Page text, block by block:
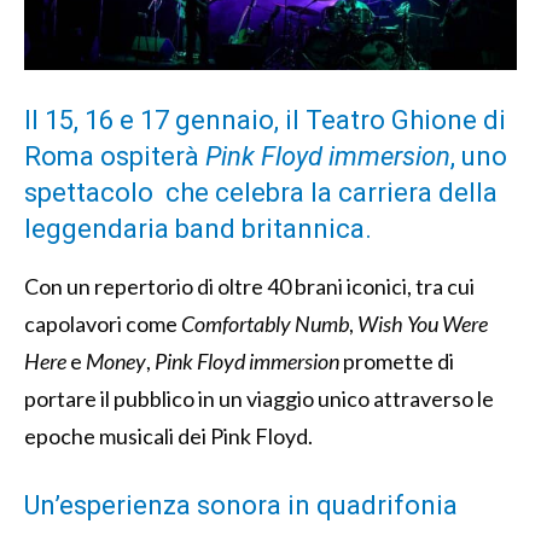
Il 15, 16 e 17 gennaio, il Teatro Ghione di
Roma ospiterà Pink Floyd immersion, uno
spettacolo che celebra la carriera della
leggendaria band britannica.
Con un repertorio di oltre 40 brani iconici, tra cui
capolavori come Comfortably Numb, Wish You Were
Heree Money, Pink Floyd immersionpromette di
portare il pubblico in un viaggio unico attraverso le
epoche musicali dei Pink Floyd.
Un’esperienza sonora in quadrifonia